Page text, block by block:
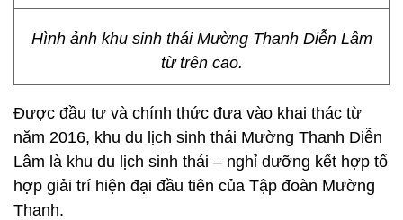
Hình ảnh khu sinh thái Mường Thanh Diễn Lâm
từ trên cao.
Được đầu tư và chính thức đưa vào khai thác từ
năm 2016, khu du lịch sinh thái Mường Thanh Diễn
Lâm là khu du lịch sinh thái – nghỉ dưỡng kết hợp tổ
hợp giải trí hiện đại đầu tiên của Tập đoàn Mường
Thanh.